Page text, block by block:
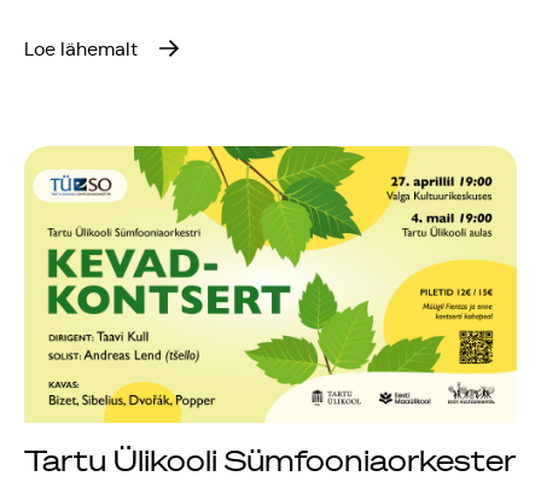
Loe lähemalt
Tartu Ülikooli Sümfooniaorkester